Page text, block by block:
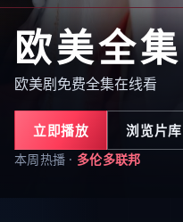
欧美全集
欧美剧免费全集在线看
立即播放 浏览片库
本周热播 · 多伦多联邦